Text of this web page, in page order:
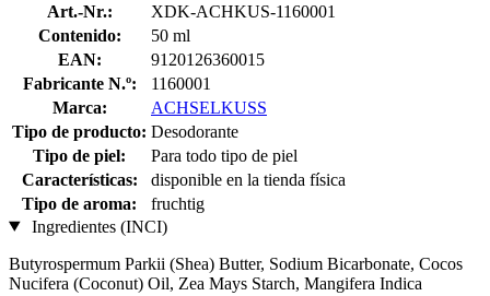
Art.-Nr.:
XDK-ACHKUS-1160001
Contenido:
50 ml
EAN:
9120126360015
Fabricante N.º:
1160001
Marca:
ACHSELKUSS
Tipo de producto: Desodorante
Tipo de piel:
Para todo tipo de piel
Características:
disponible en la tienda física
Tipo de aroma:
fruchtig
Ingredientes (INCI)
Butyrospermum Parkii (Shea) Butter, Sodium Bicarbonate, Cocos
Nucifera (Coconut) Oil, Zea Mays Starch, Mangifera Indica